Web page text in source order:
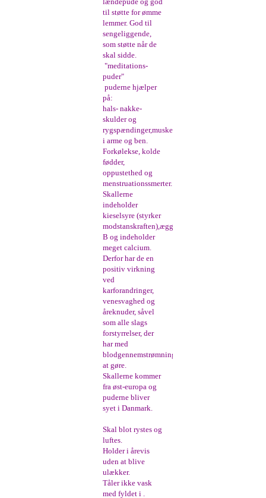
til støtte for ømme
lemmer. God til
sengeliggende,
som støtte når de
skal sidde.
"meditations-
puder"
puderne hjælper
på:
hals- nakke-
skulder og
rygspændinger,muskelspændinger
i arme og ben.
Forkølekse, kolde
fødder,
oppustethed og
menstruationssmerter..
Skallerne
indeholder
kieselsyre (styrker
modstanskraften),æggehvide,vitamin
B og indeholder
meget calcium.
Derfor har de en
positiv virkning
ved
karforandringer,
venesvaghed og
åreknuder, såvel
som alle slags
forstyrrelser, der
har med
blodgennemstrømning
at gøre.
Skallerne kommer
fra øst-europa og
puderne bliver
syet i Danmark.
Skal blot rystes og
luftes.
Holder i årevis
uden at blive
ulækker.
Tåler ikke vask
med fyldet i .